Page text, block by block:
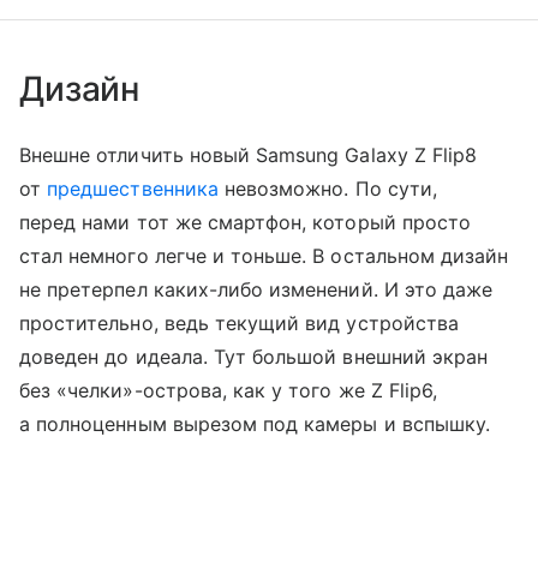
Дизайн
Внешне отличить новый Samsung Galaxy Z Flip8
от предшественника невозможно. По сути,
перед нами тот же смартфон, который просто
стал немного легче и тоньше. В остальном дизайн
не претерпел каких-либо изменений. И это даже
простительно, ведь текущий вид устройства
доведен до идеала. Тут большой внешний экран
без «челки»-острова, как у того же Z Flip6,
а полноценным вырезом под камеры и вспышку.